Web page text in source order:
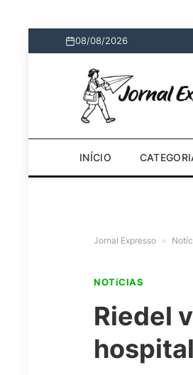
08/08/2026
INÍCIO
Jornal Expresso »
NOTíCIAS
Riedel